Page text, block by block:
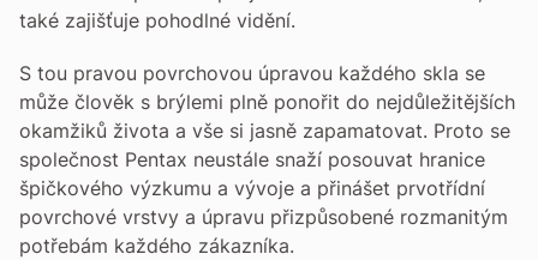
také zajišťuje pohodlné vidění.
S tou pravou povrchovou úpravou každého skla se
může člověk s brýlemi plně ponořit do nejdůležitějších
okamžiků života a vše si jasně zapamatovat. Proto se
společnost Pentax neustále snaží posouvat hranice
špičkového výzkumu a vývoje a přinášet prvotřídní
povrchové vrstvy a úpravu přizpůsobené rozmanitým
potřebám každého zákazníka.